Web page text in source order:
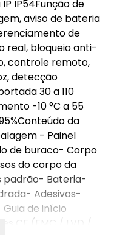
IP54Função de
aviso de bateria
de
real, bloqueio anti-
controle remoto,
detecção
30 a 110
-10 °C a 55
da
- Painel
de buraco- Corpo
do corpo da
padrão- Bateria-
Adesivos-
de início
CE (EMC / LVD /